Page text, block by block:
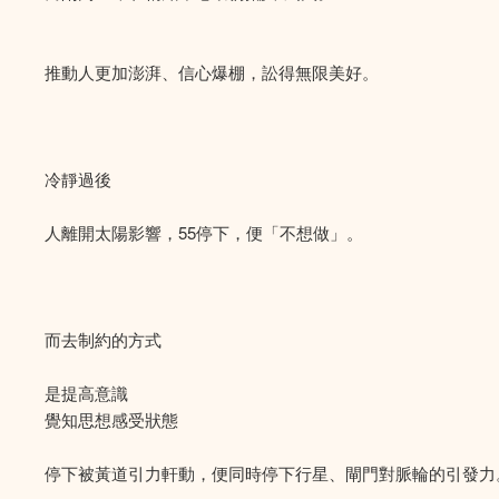
推動人更加澎湃、信心爆棚，訟得無限美好。
冷靜過後
人離開太陽影響，55停下，便「不想做」。
而去制約的方式
是提高意識
覺知思想感受狀態
停下被黃道引力軒動，便同時停下行星、閘門對脈輪的引發